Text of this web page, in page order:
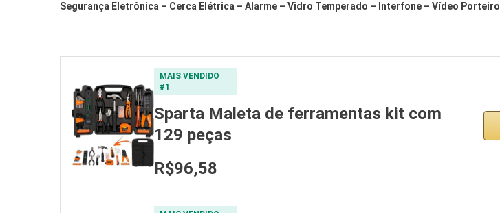
Segurança Eletrônica – Cerca Elétrica – Alarme – Vidro Temperado – Interfone – Vídeo Porteiro
MAIS VENDIDO
#1
Sparta Maleta de ferramentas kit com
129 peças
R$96,58